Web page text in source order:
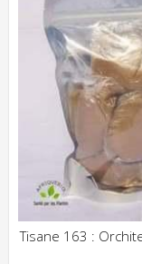
Tisane 163 :